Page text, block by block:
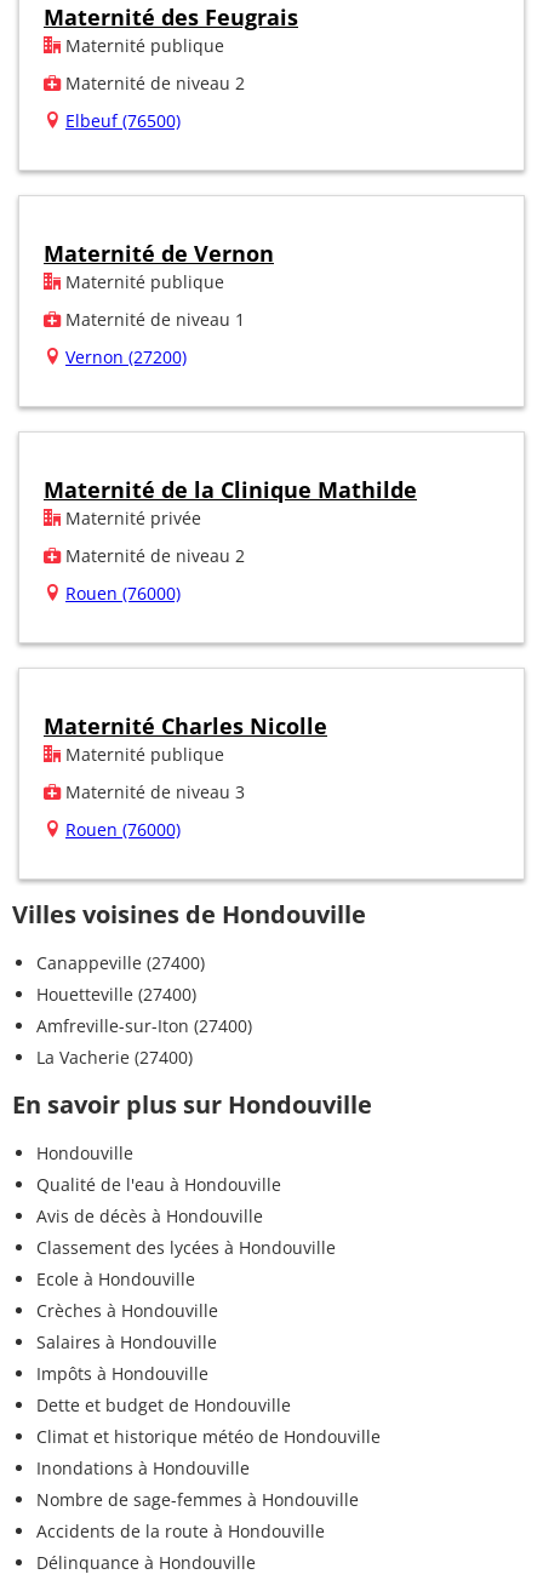
Maternité des Feugrais
Maternité publique
Maternité de niveau 2
Elbeuf (76500)
Maternité de Vernon
Maternité publique
Maternité de niveau 1
Vernon (27200)
Maternité de la Clinique Mathilde
Maternité privée
Maternité de niveau 2
Rouen (76000)
Maternité Charles Nicolle
Maternité publique
Maternité de niveau 3
Rouen (76000)
Villes voisines de Hondouville
Canappeville (27400)
Houetteville (27400)
Amfreville-sur-Iton (27400)
La Vacherie (27400)
En savoir plus sur Hondouville
Hondouville
Qualité de l'eau à Hondouville
Avis de décès à Hondouville
Classement des lycées à Hondouville
Ecole à Hondouville
Crèches à Hondouville
Salaires à Hondouville
Impôts à Hondouville
Dette et budget de Hondouville
Climat et historique météo de Hondouville
Inondations à Hondouville
Nombre de sage-femmes à Hondouville
Accidents de la route à Hondouville
Délinquance à Hondouville